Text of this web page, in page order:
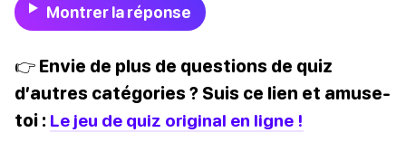
Montrer la réponse
👉 Envie de plus de questions de quiz
d’autres catégories ? Suis ce lien et amuse-
toi : Le jeu de quiz original en ligne !